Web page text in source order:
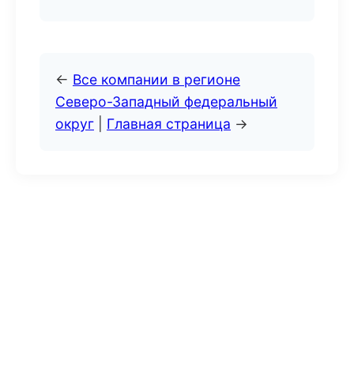
← Все компании в регионе
Северо-Западный федеральный
округ
Главная страница →